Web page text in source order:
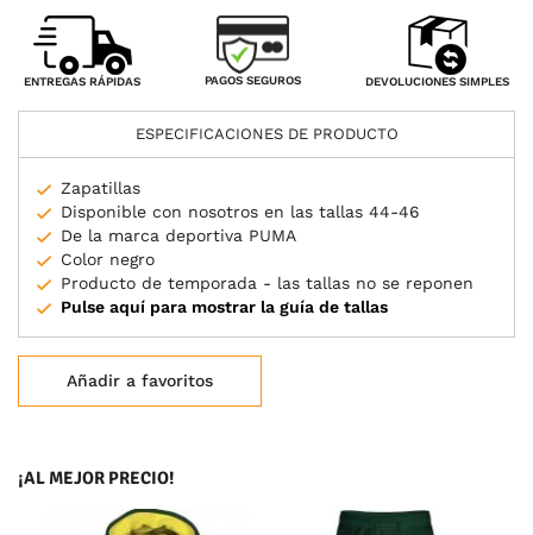
ENTREGAS RÁPIDAS PAGOS SEGUROS DEVOLUCIONES SIMPLES
ESPECIFICACIONES DE PRODUCTO
Zapatillas
Disponible con nosotros en las tallas 44-46
De la marca deportiva PUMA
Color negro
Producto de temporada - las tallas no se reponen
Pulse aquí para mostrar la guía de tallas
Añadir a favoritos
¡AL MEJOR PRECIO!